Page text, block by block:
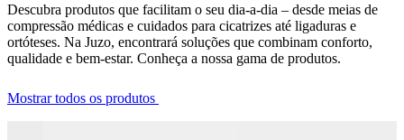
Descubra produtos que facilitam o seu dia-a-dia – desde meias de
compressão médicas e cuidados para cicatrizes até ligaduras e
ortóteses. Na Juzo, encontrará soluções que combinam conforto,
qualidade e bem-estar. Conheça a nossa gama de produtos.
Mostrar todos os produtos